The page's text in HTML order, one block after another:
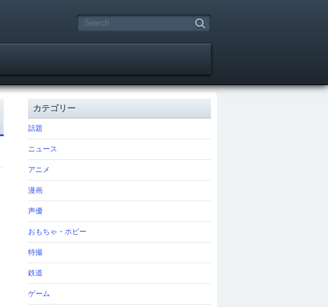
カテゴリー
話題
ニュース
アニメ
漫画
声優
おもちゃ・ホビー
特撮
鉄道
ゲーム